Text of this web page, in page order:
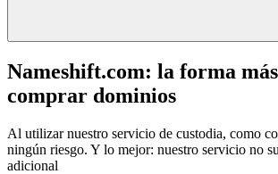
Nameshift.com: la forma
comprar dominios
Al utilizar nuestro servicio de custodia, como
ningún riesgo. Y lo mejor: nuestro servicio no
adicional